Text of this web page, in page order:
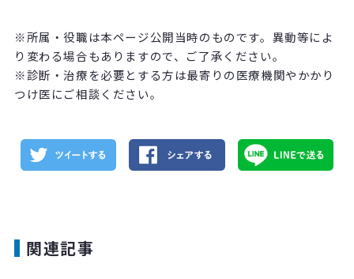
※所属・役職は本ページ公開当時のものです。異動等によ
り変わる場合もありますので、ご了承ください。
※診断・治療を必要とする方は最寄りの医療機関やかかり
つけ医にご相談ください。
関連記事